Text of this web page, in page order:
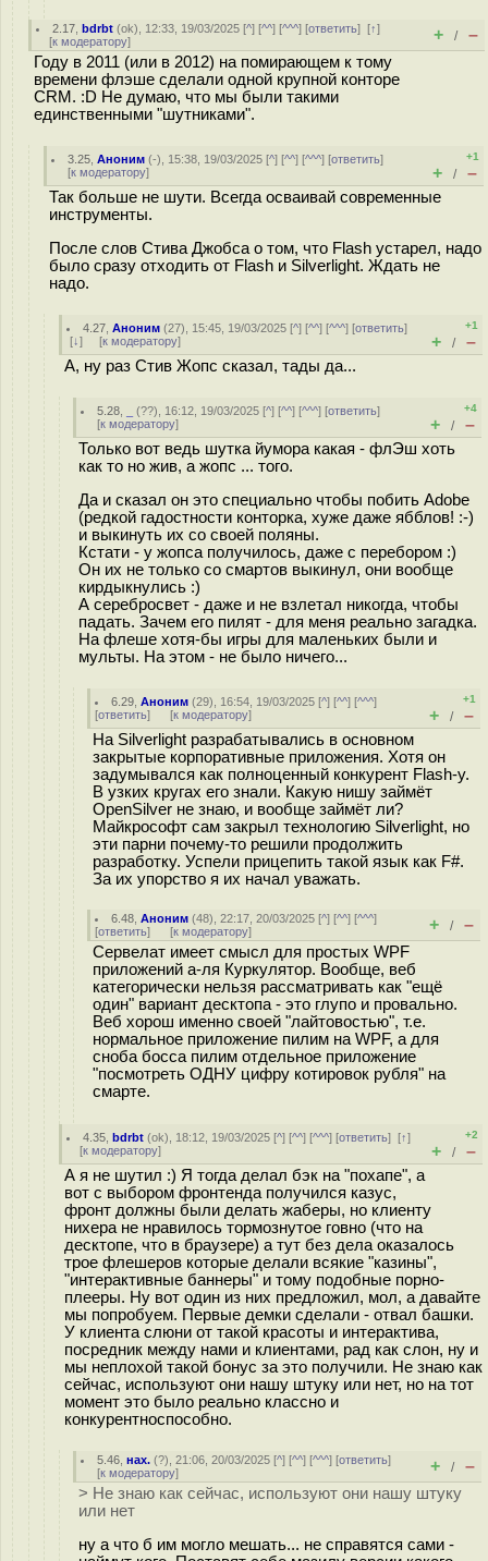
2.17 ,bdrbt (ok), 12:33, 19/03/2025 [^] [^^] [^^^] [ответить][↑]
[к модератору] + / –
Году в 2011 (или в 2012) на помирающем к тому
времени флэше сделали одной крупной конторе
CRM. :D Не думаю, что мы были такими
единственными "шутниками".
3.25 ,Аноним (-), 15:38, 19/03/2025 [^] [^^] [^^^] [ответить]
[к модератору]
+1
+ / –
Так больше не шути. Всегда осваивай современные
инструменты.
После слов Стива Джобса о том, что Flash устарел, надо
было сразу отходить от Flash и Silverlight. Ждать не
надо.
4.27 ,Аноним (27), 15:45, 19/03/2025 [^] [^^] [^^^] [ответить]
[↓] [к модератору]
+1
+ / –
А, ну раз Стив Жопс сказал, тады да...
5.28 (??), 16:12, 19/03/2025 [^] [^^] [^^^] [ответить]
[к модератору]
+4
+ / –
Только вот ведь шутка йумора какая - флЭш хоть
как то но жив, а жопс ... того.
Да и сказал он это специально чтобы побить Adobe
(редкой гадостности конторка, хуже даже ябблов! :-)
и выкинуть их со своей поляны.
Кстати - у жопса получилось, даже с перебором :)
Он их не только со смартов выкинул, они вообще
кирдыкнулись :)
А серебросвет - даже и не взлетал никогда, чтобы
падать. Зачем его пилят - для меня реально загадка.
На флеше хотя-бы игры для маленьких были и
мульты. На этом - не было ничего...
6.29 ,Аноним (29), 16:54, 19/03/2025 [^] [^^] [^^^]
[ответить] [к модератору]
+1
+ / –
На Silverlight разрабатывались в основном
закрытые корпоративные приложения. Хотя он
задумывался как полноценный конкурент Flash-у.
В узких кругах его знали. Какую нишу займёт
OpenSilver не знаю, и вообще займёт ли?
Майкрософт сам закрыл технологию Silverlight, но
эти парни почему-то решили продолжить
разработку. Успели прицепить такой язык как F#.
За их упорство я их начал уважать.
6.48 ,Аноним (48), 22:17, 20/03/2025 [^] [^^] [^^^]
[ответить] [к модератору] + / –
Сервелат имеет смысл для простых WPF
приложений a-ля Куркулятор. Вообще, веб
категорически нельзя рассматривать как "ещё
один" вариант десктопа - это глупо и провально.
Веб хорош именно своей "лайтовостью", т.е.
нормальное приложение пилим на WPF, а для
сноба босса пилим отдельное приложение
"посмотреть ОДНУ цифру котировок рубля" на
смарте.
4.35 ,bdrbt (ok), 18:12, 19/03/2025 [^] [^^] [^^^] [ответить][↑]
[к модератору]
+2
+ / –
А я не шутил :) Я тогда делал бэк на "похапе", а
вот с выбором фронтенда получился казус,
фронт должны были делать жаберы, но клиенту
нихера не нравилось тормознутое говно (что на
десктопе, что в браузере) а тут без дела оказалось
трое флешеров которые делали всякие "казины",
"интерактивные баннеры" и тому подобные порно-
плееры. Ну вот один из них предложил, мол, а давайте
мы попробуем. Первые демки сделали - отвал башки.
У клиента слюни от такой красоты и интерактива,
посредник между нами и клиентами, рад как слон, ну и
мы неплохой такой бонус за это получили. Не знаю как
сейчас, используют они нашу штуку или нет, но на тот
момент это было реально классно и
конкурентноспособно.
5.46 ,нах. (?), 21:06, 20/03/2025 [^] [^^] [^^^] [ответить]
[к модератору] + / –
> Не знаю как сейчас, используют они нашу штуку
или нет
ну а что б им могло мешать... не справятся сами -